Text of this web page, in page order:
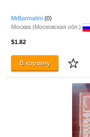
MrBarmalini (0)
Москва (Московская обл.)
$1.82
В корзину